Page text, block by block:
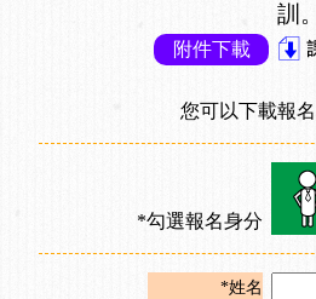
訓。
附件下載
您可以下載報
*勾選報名身分
*姓名